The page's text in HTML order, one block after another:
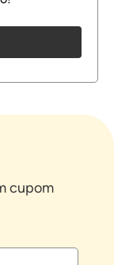
cupom